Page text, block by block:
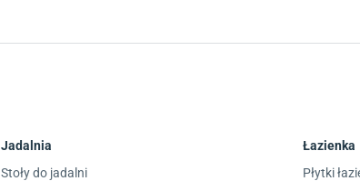
Jadalnia
Stoły do jadalni
Łazienka
Płytki